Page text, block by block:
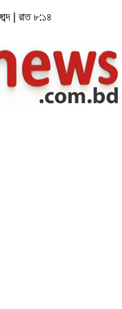
| রাত ৮:১৪